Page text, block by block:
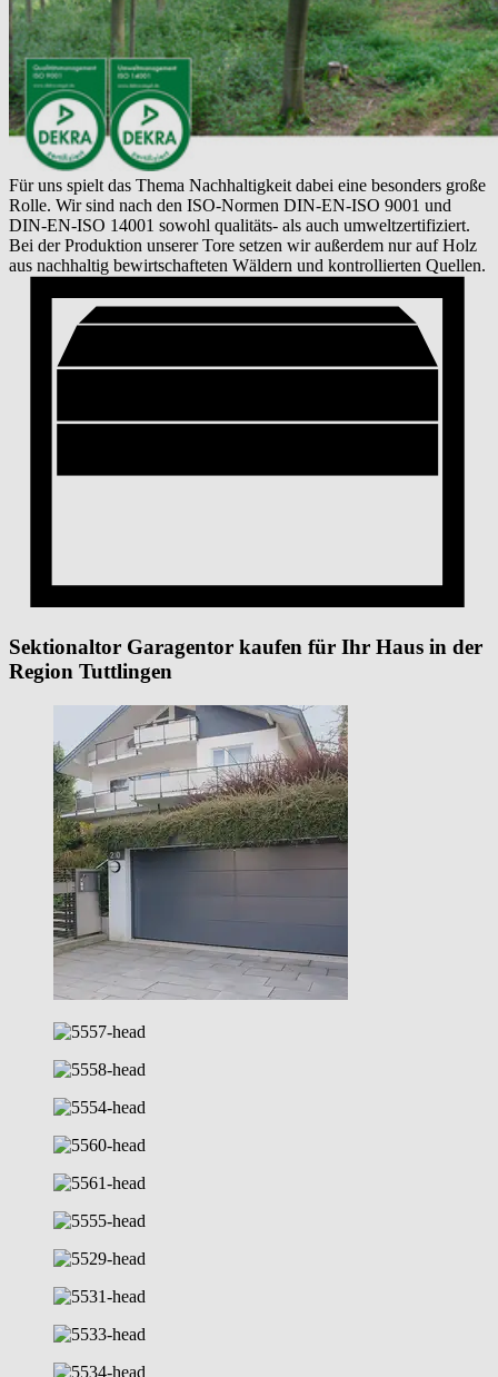
Für uns spielt das Thema Nachhaltigkeit dabei eine besonders große
Rolle. Wir sind nach den ISO-Normen DIN-EN-ISO 9001 und
DIN-EN-ISO 14001 sowohl qualitäts- als auch umweltzertifiziert.
Bei der Produktion unserer Tore setzen wir außerdem nur auf Holz
aus nachhaltig bewirtschafteten Wäldern und kontrollierten Quellen.
Sektionaltor Garagentor kaufen für Ihr Haus in der
Region Tuttlingen